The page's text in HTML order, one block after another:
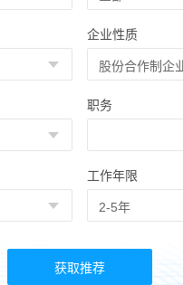
企业性质
职务
工作年限